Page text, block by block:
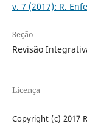
v. 7 (2017): R.
Seção
Revisão
Licença
Copyright (c) 2017